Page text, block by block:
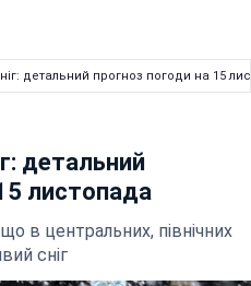
детальний прогноз погоди на 15
детальний
листопада
в центральних, північних
сніг